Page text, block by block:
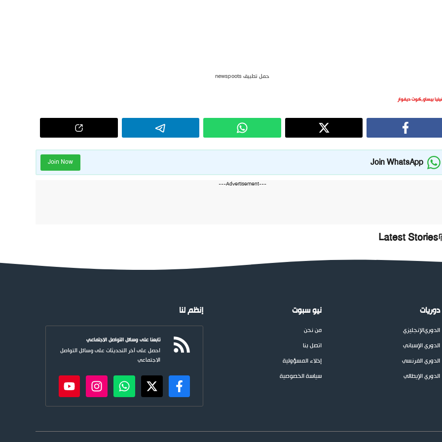
حمل تطبيق newspoots
بيساو,كوت ديفوار
Join WhatsApp
Join Now
---Advertisement---
Latest Stories
دوريات
الدوريالإنجليزي
الدوري الإسباني
الدوري الفرنسي
الدوري الإيطالي
نيو سبوت
من نحن
اتصل بنا
إخلاء المسؤولية
سياسة الخصوصية
إنظم لنا
تابعنا على وسائل التواصل الاجتماعي
احصل على آخر التحديثات على وسائل التواصل
الاجتماعي